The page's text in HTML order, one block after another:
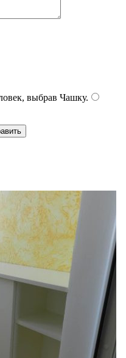
выбрав Чашку.